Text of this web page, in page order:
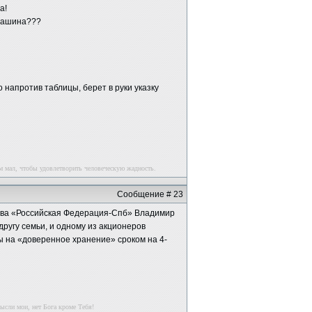
таблицы, берет в руки указку
чтобы удовлетворить человеческую жадность.
Сообщение # 23
«Российская Федерация-Спб» Владимир
семьи, и одному из акционеров
«доверенное хранение» сроком на 4-
мои, нет Бога кроме Тебя!